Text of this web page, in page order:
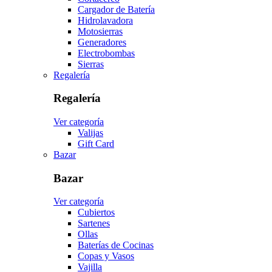
Cargador de Batería
Hidrolavadora
Motosierras
Generadores
Electrobombas
Sierras
Regalería
Regalería
Ver categoría
Valijas
Gift Card
Bazar
Bazar
Ver categoría
Cubiertos
Sartenes
Ollas
Baterías de Cocinas
Copas y Vasos
Vajilla